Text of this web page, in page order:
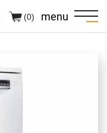
menu
(0)